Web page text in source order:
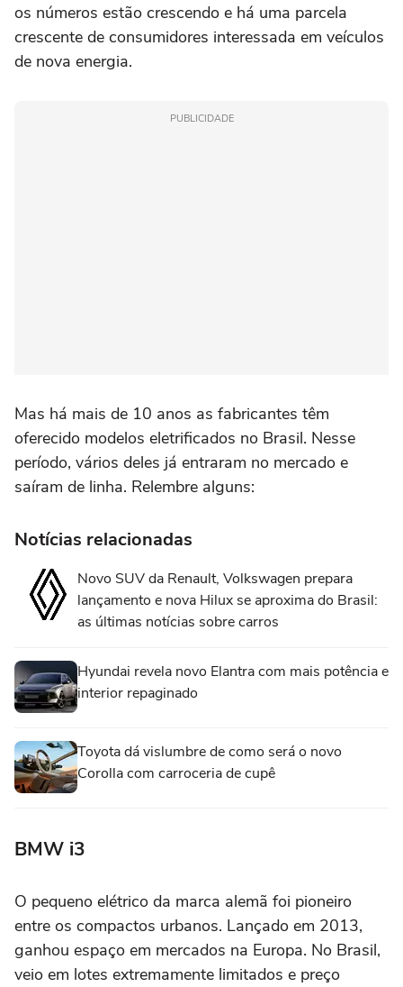
os números estão crescendo e há uma parcela
crescente de consumidores interessada em veículos
de nova energia.
PUBLICIDADE
Mas há mais de 10 anos as fabricantes têm
oferecido modelos eletrificados no Brasil. Nesse
período, vários deles já entraram no mercado e
saíram de linha. Relembre alguns:
Notícias relacionadas
Novo SUV da Renault, Volkswagen prepara
lançamento e nova Hilux se aproxima do Brasil:
as últimas notícias sobre carros
Hyundai revela novo Elantra com mais potência e
interior repaginado
Toyota dá vislumbre de como será o novo
Corolla com carroceria de cupê
BMW i3
O pequeno elétrico da marca alemã foi pioneiro
entre os compactos urbanos. Lançado em 2013,
ganhou espaço em mercados na Europa. No Brasil,
veio em lotes extremamente limitados e preço